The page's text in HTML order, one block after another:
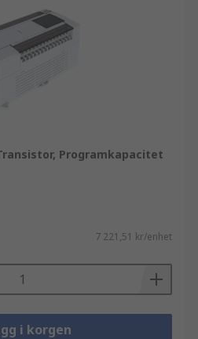
Programkapacitet
7 221,51 kr/enhet
i korgen